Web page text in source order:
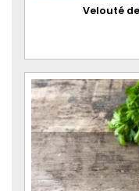
Velouté